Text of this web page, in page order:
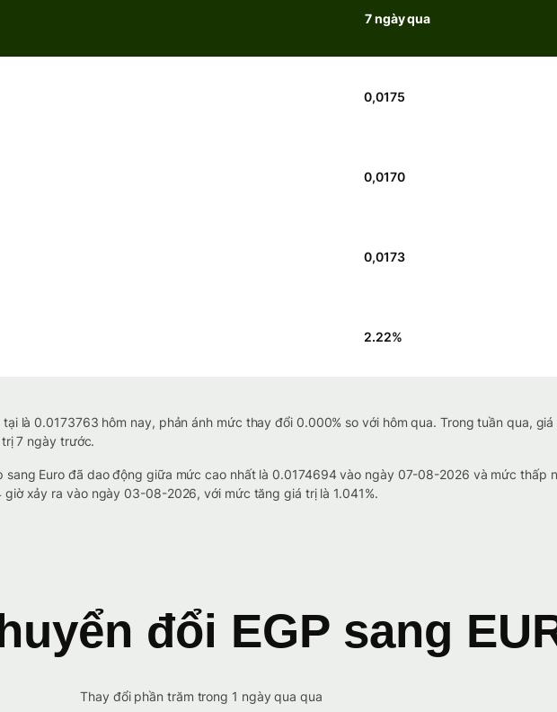
7 ngày qua
0,0175
0,0170
0,0173
2.22%
là 0.0173763 hôm nay, phản ánh mức thay đổi 0.000% so với hôm qua. Trong tuần qua,
7 ngày trước.
sang Euro đã dao động giữa mức cao nhất là 0.0174694 vào ngày 07-08-2026 và mức thấp
xảy ra vào ngày 03-08-2026, với mức tăng giá trị là 1.041%.
đổi EGP sang
Thay đổi phần trăm trong 1 ngày qua qua